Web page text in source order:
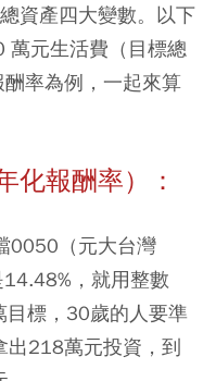
資產四大變數。以下
萬元生活費（目標總
率為例，一起來算
化報酬率）：
0050 （元大台灣
，就用整數
標，30歲的人要準
出218萬元投資，到